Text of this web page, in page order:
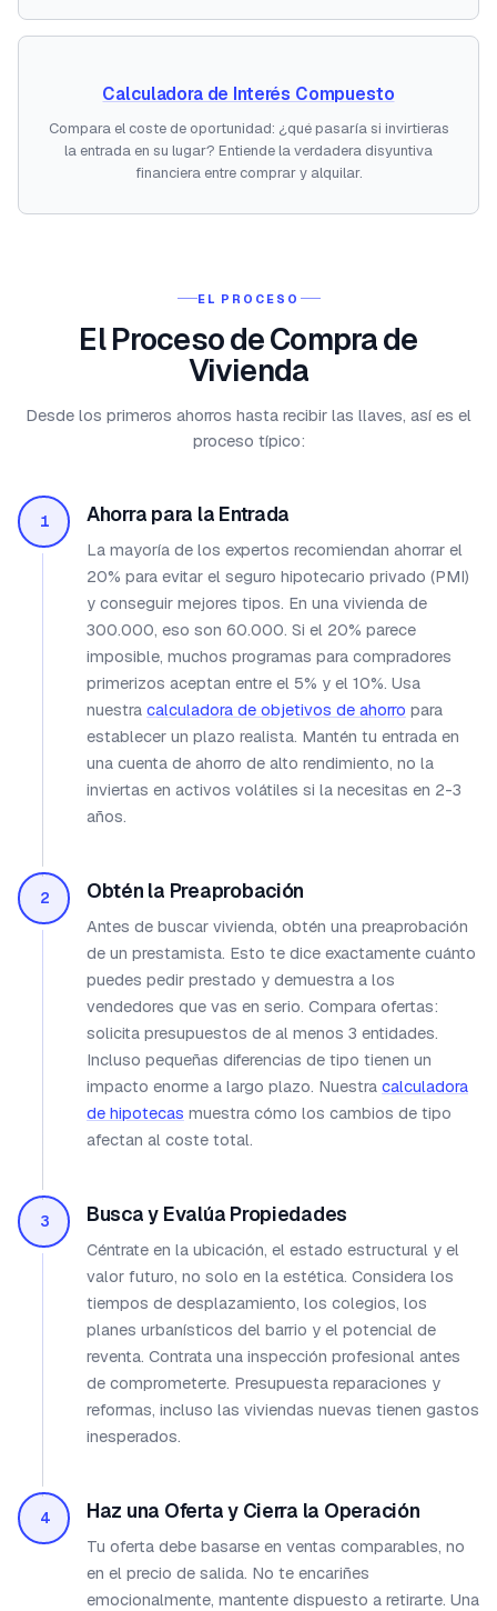
Calculadora de Interés Compuesto
Compara el coste de oportunidad: ¿qué pasaría si invirtieras
la entrada en su lugar? Entiende la verdadera disyuntiva
financiera entre comprar y alquilar.
EL PROCESO
El Proceso de Compra de
Vivienda
Desde los primeros ahorros hasta recibir las llaves, así es el
proceso típico:
1 Ahorra para la Entrada
La mayoría de los expertos recomiendan ahorrar el
20% para evitar el seguro hipotecario privado (PMI)
y conseguir mejores tipos. En una vivienda de
300.000, eso son 60.000. Si el 20% parece
imposible, muchos programas para compradores
primerizos aceptan entre el 5% y el 10%. Usa
nuestra calculadora de objetivos de ahorro para
establecer un plazo realista. Mantén tu entrada en
una cuenta de ahorro de alto rendimiento, no la
inviertas en activos volátiles si la necesitas en 2-3
años.
2 Obtén la Preaprobación
Antes de buscar vivienda, obtén una preaprobación
de un prestamista. Esto te dice exactamente cuánto
puedes pedir prestado y demuestra a los
vendedores que vas en serio. Compara ofertas:
solicita presupuestos de al menos 3 entidades.
Incluso pequeñas diferencias de tipo tienen un
impacto enorme a largo plazo. Nuestra calculadora
de hipotecas muestra cómo los cambios de tipo
afectan al coste total.
3 Busca y Evalúa Propiedades
Céntrate en la ubicación, el estado estructural y el
valor futuro, no solo en la estética. Considera los
tiempos de desplazamiento, los colegios, los
planes urbanísticos del barrio y el potencial de
reventa. Contrata una inspección profesional antes
de comprometerte. Presupuesta reparaciones y
reformas, incluso las viviendas nuevas tienen gastos
inesperados.
4 Haz una Oferta y Cierra la Operación
Tu oferta debe basarse en ventas comparables, no
en el precio de salida. No te encariñes
emocionalmente, mantente dispuesto a retirarte. Una